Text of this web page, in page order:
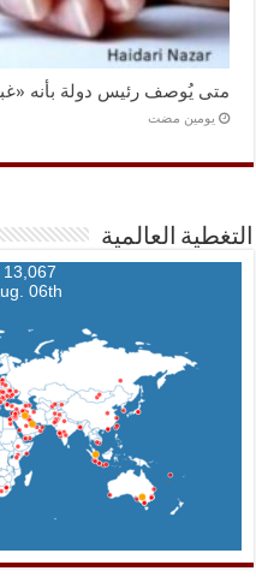
متى يُوصف رئيس دولة بأنه
‏يومين مضت
التغطية العالمية
13,067 Pageviews
06th